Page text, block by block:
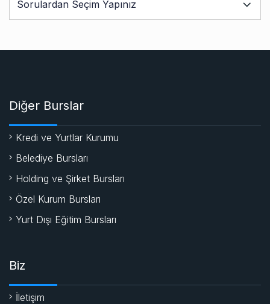
Diğer Burslar
Kredi ve Yurtlar Kurumu
Belediye Bursları
Holding ve Şirket Bursları
Özel Kurum Bursları
Yurt Dışı Eğitim Bursları
Biz
İletişim